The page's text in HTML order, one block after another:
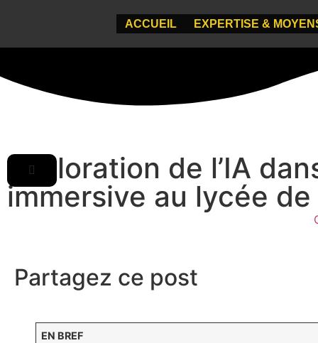
ACCUEIL EXPERTISE &
Exploration de l’IA
immersive au lycée
Partagez ce post
EN BREF